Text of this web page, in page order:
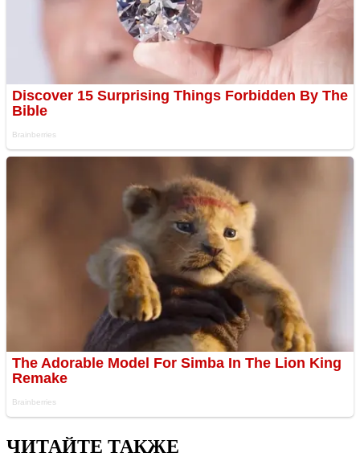
ЧИТАЙТЕ ТАКЖЕ